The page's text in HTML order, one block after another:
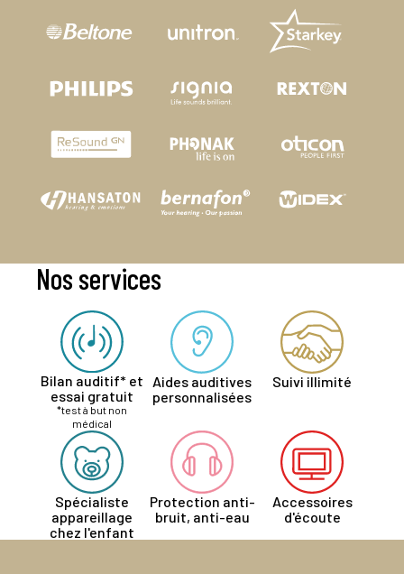
Nos services
Bilan auditif* et
essai gratuit
*test à but non
médical
Aides auditives
personnalisées
Suivi illimité
Spécialiste
appareillage
chez l'enfant
Protection anti-
bruit, anti-eau
Accessoires
d'écoute